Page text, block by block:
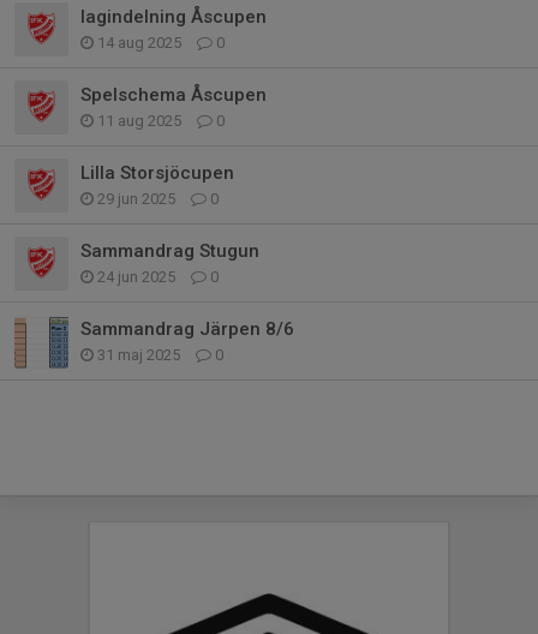
lagindelning Åscupen
14 aug 2025 0
Spelschema Åscupen
11 aug 2025 0
Lilla Storsjöcupen
29 jun 2025 0
Sammandrag Stugun
24 jun 2025 0
Sammandrag Järpen 8/6
31 maj 2025 0